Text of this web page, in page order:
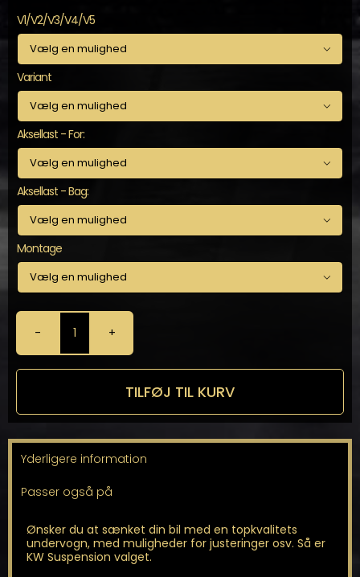
V1/V2/V3/V4/V5

Variant

Aksellast - For:

Aksellast - Bag:

Montage

KW
-
Gevindundervogn
MK2
antal
TILFØJ TIL KURV
Yderligere information
Passer også på
Ønsker du at sænket din bil med en topkvalitets
undervogn, med muligheder for justeringer osv. Så er
KW Suspension valget.